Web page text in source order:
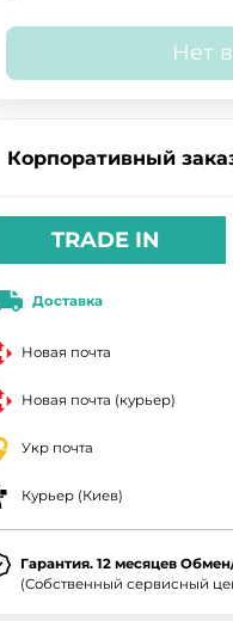
Нет
Корпоративный
TRADE IN
Доставка
Новая почта
Новая почта (курьер)
Укр почта
Курьер (Киев)
Гарантия. 12 месяцев
(Собственный сервисный